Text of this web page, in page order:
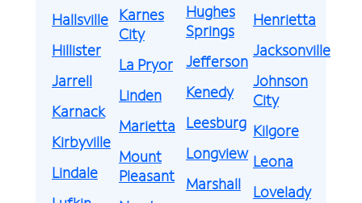
Hallsville
Hillister
Jarrell
Karnack
Kirbyville
Lindale
Karnes
City
La Pryor
Linden
Marietta
Mount
Pleasant
Hughes
Springs
Jefferson
Kenedy
Leesburg
Longview
Marshall
Henrietta
Jacksonville
Johnson
City
Kilgore
Leona
Lovelady